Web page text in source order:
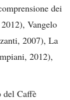
dei
Vangelo
2007), La
2012),
del Caffè